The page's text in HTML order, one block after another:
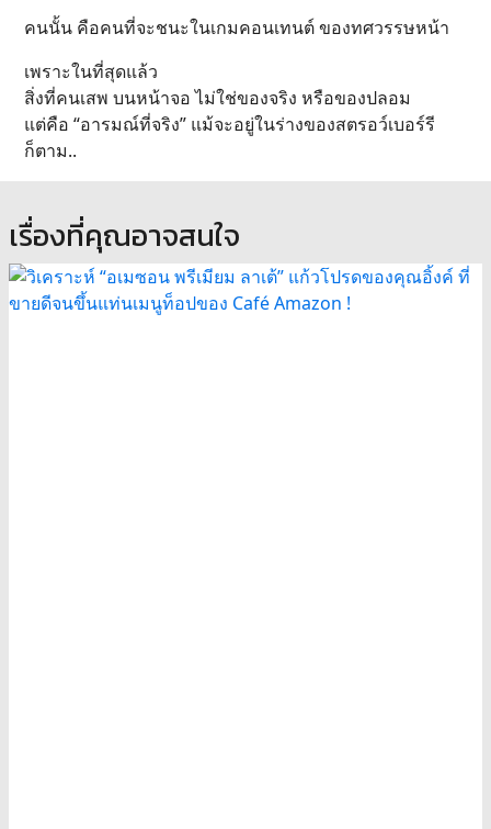
คนนั้น คือคนที่จะชนะในเกมคอนเทนต์ ของทศวรรษหน้า
เพราะในที่สุดแล้ว
สิ่งที่คนเสพ บนหน้าจอ ไม่ใช่ของจริง หรือของปลอม
แต่คือ “อารมณ์ที่จริง” แม้จะอยู่ในร่างของสตรอว์เบอร์รี
ก็ตาม..
เรื่องที่คุณอาจสนใจ